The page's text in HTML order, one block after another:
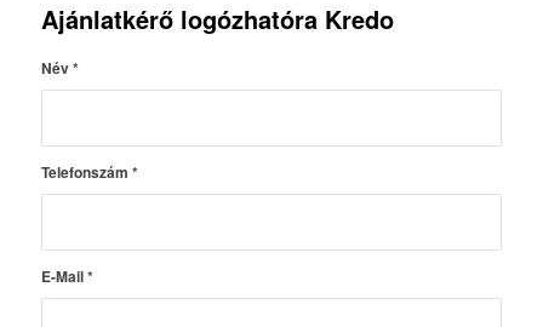
Ajánlatkérő logózhatóra Kredo
Név*
Telefonszám *
E-Mail*